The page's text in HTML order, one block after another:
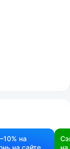
на
на сайте
на